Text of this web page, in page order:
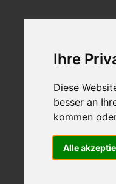
Ihre
Diese
besser an
kommen
Alle